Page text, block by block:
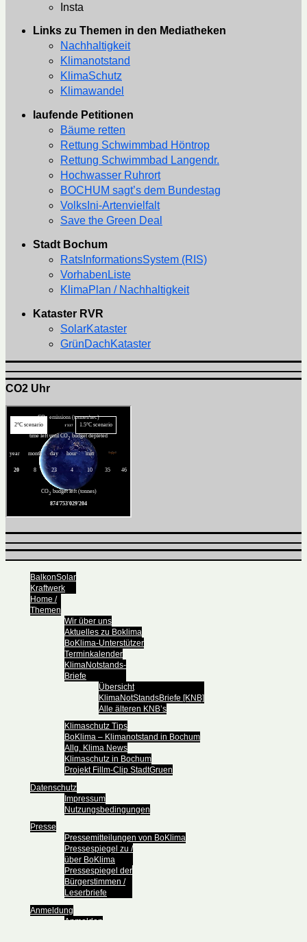
Insta
Links zu Themen in den Mediatheken
Nachhaltigkeit
Klimanotstand
KlimaSchutz
Klimawandel
laufende Petitionen
Bäume retten
Rettung Schwimmbad Höntrop
Rettung Schwimmbad Langendr.
Hochwasser Ruhrort
BOCHUM sagt’s dem Bundestag
VolksIni-Artenvielfalt
Save the Green Deal
Stadt Bochum
RatsInformationsSystem (RIS)
VorhabenListe
KlimaPlan / Nachhaltigkeit
Kataster RVR
SolarKataster
GrünDachKataster
CO2 Uhr
BalkonSolar
Kraftwerk
Home /
Themen
Wir über uns
Aktuelles zu Boklima
BoKlima-Unterstützer
Terminkalender
KlimaNotstands-
Briefe
Übersicht
KlimaNotStandsBriefe [KNB]
Alle älteren KNB’s
Klimaschutz Tips
BoKlima – Klimanotstand in Bochum
Allg. Klima News
Klimaschutz in Bochum
Projekt Fillm-Clip StadtGruen
Datenschutz
Impressum
Nutzungsbedingungen
Presse
Pressemitteilungen von BoKlima
Pressespiegel zu /
über BoKlima
Pressespiegel der
Bürgerstimmen /
Leserbriefe
Anmeldung
Anmelden